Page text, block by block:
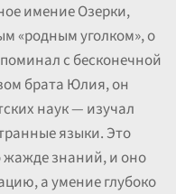
имение Озерки,
«родным уголком», о
с бесконечной
брата Юлия, он
наук — изучал
языки. Это
жажде знаний, и оно
а умение глубоко